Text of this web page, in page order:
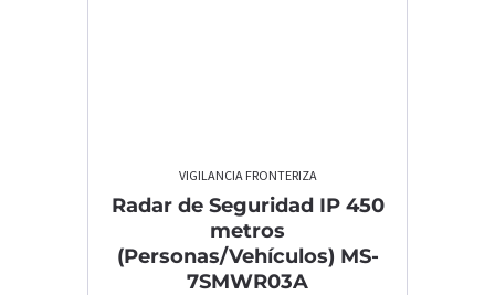
VIGILANCIA FRONTERIZA
Radar de Seguridad IP 450
metros
(Personas/Vehículos) MS-
7SMWR03A